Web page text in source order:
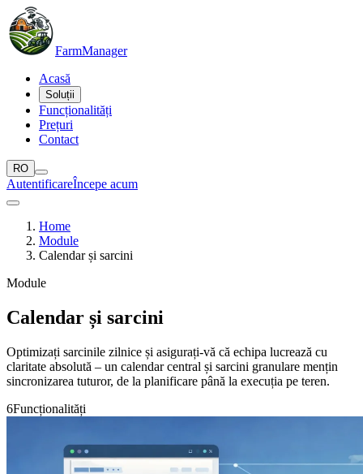
FarmManager
Acasă
Soluții
Funcționalități
Prețuri
Contact
RO
AutentificareÎncepe acum
Home
Module
Calendar și sarcini
Module
Calendar și sarcini
Optimizați sarcinile zilnice și asigurați-vă că echipa lucrează cu
claritate absolută – un calendar central și sarcini granulare mențin
sincronizarea tuturor, de la planificare până la execuția pe teren.
6Funcționalități